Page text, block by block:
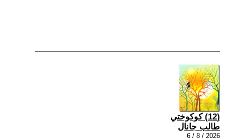
(12) كوكوختي
طالب جانال
2026 / 8 / 6